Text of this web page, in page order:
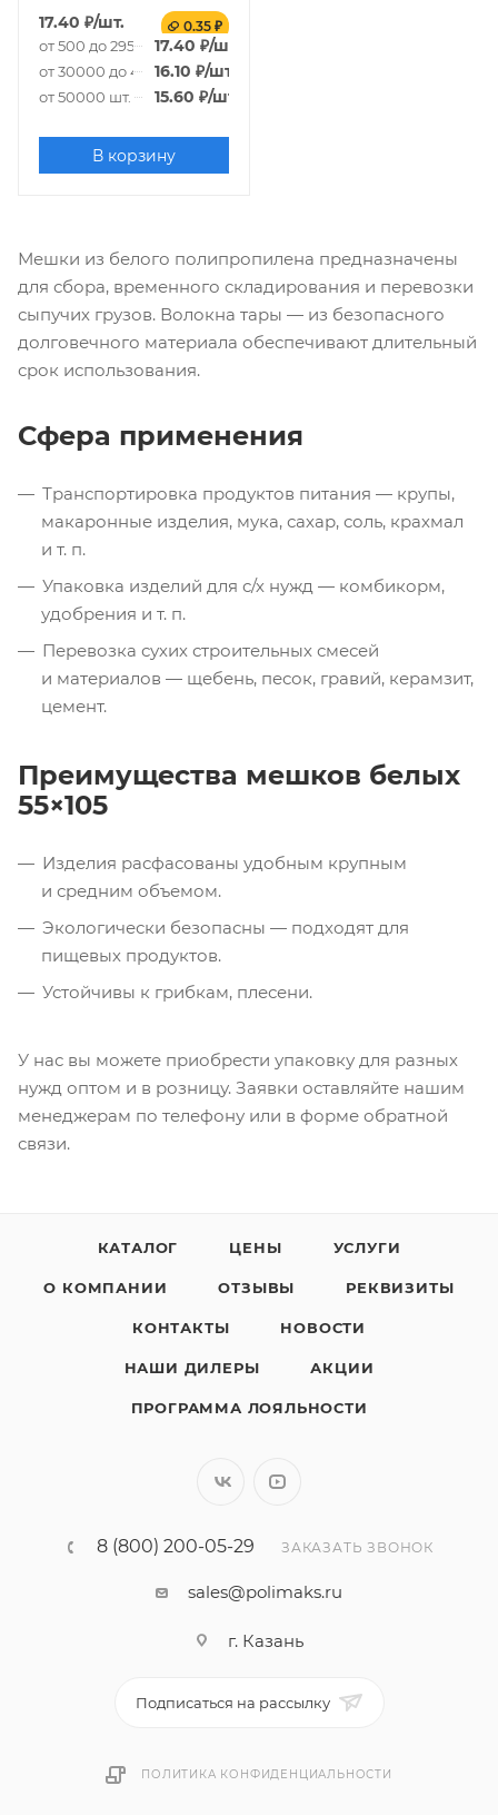
17.40 ₽/шт. 0.35 ₽
от 500 до 29500 шт.
17.40 ₽/шт.
от 30000 до 49500 шт.
16.10 ₽/шт.
от 50000 шт. 15.60 ₽/шт.
В корзину
Мешки из белого полипропилена предназначены
для сбора, временного складирования и перевозки
сыпучих грузов. Волокна тары — из безопасного
долговечного материала обеспечивают длительный
срок использования.
Сфера применения
Транспортировка продуктов питания — крупы,
макаронные изделия, мука, сахар, соль, крахмал
и т. п.
Упаковка изделий для с/х нужд — комбикорм,
удобрения и т. п.
Перевозка сухих строительных смесей
и материалов — щебень, песок, гравий, керамзит,
цемент.
Преимущества мешков белых
55×105
Изделия расфасованы удобным крупным
и средним объемом.
Экологически безопасны — подходят для
пищевых продуктов.
Устойчивы к грибкам, плесени.
У нас вы можете приобрести упаковку для разных
нужд оптом и в розницу. Заявки оставляйте нашим
менеджерам по телефону или в форме обратной
связи.
КАТАЛОГ ЦЕНЫ УСЛУГИ
О КОМПАНИИ ОТЗЫВЫ РЕКВИЗИТЫ
КОНТАКТЫ НОВОСТИ
НАШИ ДИЛЕРЫ АКЦИИ
ПРОГРАММА ЛОЯЛЬНОСТИ
8 (800) 200-05-29 ЗАКАЗАТЬ ЗВОНОК
sales@polimaks.ru
г. Казань
Подписаться на рассылку
ПОЛИТИКА КОНФИДЕНЦИАЛЬНОСТИ